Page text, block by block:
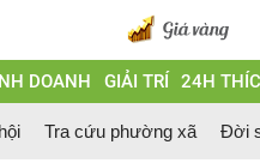
DOANH GIẢI TRÍ 24H
Tra cứu phường xã Đời